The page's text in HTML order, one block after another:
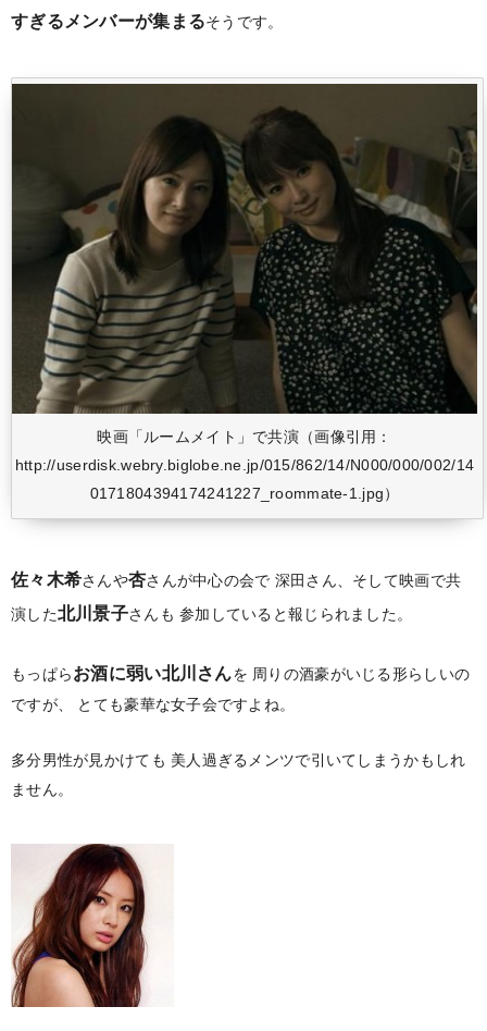
すぎるメンバーが集まるそうです。
映画「ルームメイト」で共演（画像引用：
http://userdisk.webry.biglobe.ne.jp/015/862/14/N000/000/002/14
0171804394174241227_roommate-1.jpg）
佐々木希さんや杏さんが中心の会で 深田さん、そして映画で共
演した北川景子さんも 参加していると報じられました。
もっぱらお酒に弱い北川さんを 周りの酒豪がいじる形らしいの
ですが、
とても豪華な女子会ですよね。
多分男性が見かけても 美人過ぎるメンツで引いてしまうかもしれ
ません。